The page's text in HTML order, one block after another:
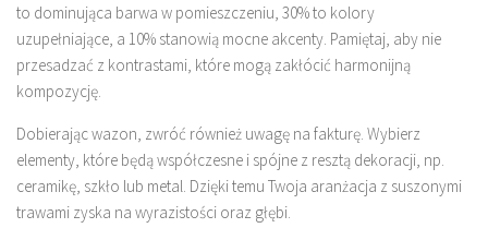
to dominująca barwa w pomieszczeniu, 30% to kolory
uzupełniające, a 10% stanowią mocne akcenty. Pamiętaj, aby nie
przesadzać z kontrastami, które mogą zakłócić harmonijną
kompozycję.
Dobierając wazon, zwróć również uwagę na fakturę. Wybierz
elementy, które będą współczesne i spójne z resztą dekoracji, np.
ceramikę, szkło lub metal. Dzięki temu Twoja aranżacja z suszonymi
trawami zyska na wyrazistości oraz głębi.